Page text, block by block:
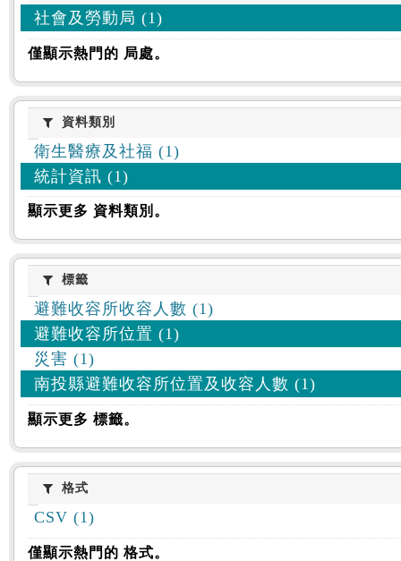
社會及勞動局 (1)
僅顯示熱門的 局處。
資料類別
資料類別
衛生醫療及社福 (1)
統計資訊 (1)
顯示更多 資料類別。
標籤標籤
避難收容所收容人數 (1)
避難收容所位置 (1)
災害 (1)
南投縣避難收容所位置及收容人數 (1)
顯示更多 標籤。
格式格式
CSV (1)
僅顯示熱門的 格式。